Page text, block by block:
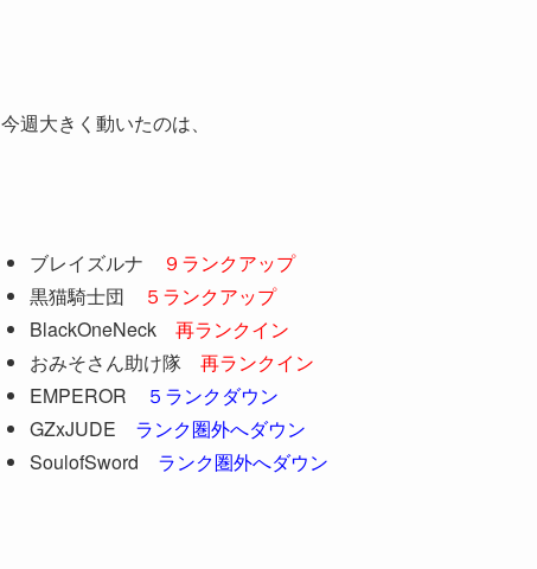
今週大きく動いたのは、
ブレイズルナ
９ランクアップ
黒猫騎士団
５ランクアップ
BlackOneNeck 再ランクイン
おみそさん助け隊 再ランクイン
EMPEROR
５ランクダウン
GZxJUDE ランク圏外へダウン
SoulofSword ランク圏外へダウン